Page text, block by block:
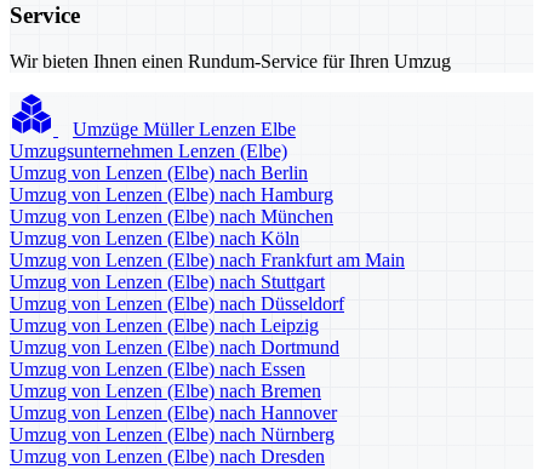
Service
Wir bieten Ihnen einen Rundum-Service für Ihren Umzug
Umzüge Müller Lenzen Elbe
Umzugsunternehmen Lenzen (Elbe)
Umzug von Lenzen (Elbe) nach Berlin
Umzug von Lenzen (Elbe) nach Hamburg
Umzug von Lenzen (Elbe) nach München
Umzug von Lenzen (Elbe) nach Köln
Umzug von Lenzen (Elbe) nach Frankfurt am Main
Umzug von Lenzen (Elbe) nach Stuttgart
Umzug von Lenzen (Elbe) nach Düsseldorf
Umzug von Lenzen (Elbe) nach Leipzig
Umzug von Lenzen (Elbe) nach Dortmund
Umzug von Lenzen (Elbe) nach Essen
Umzug von Lenzen (Elbe) nach Bremen
Umzug von Lenzen (Elbe) nach Hannover
Umzug von Lenzen (Elbe) nach Nürnberg
Umzug von Lenzen (Elbe) nach Dresden